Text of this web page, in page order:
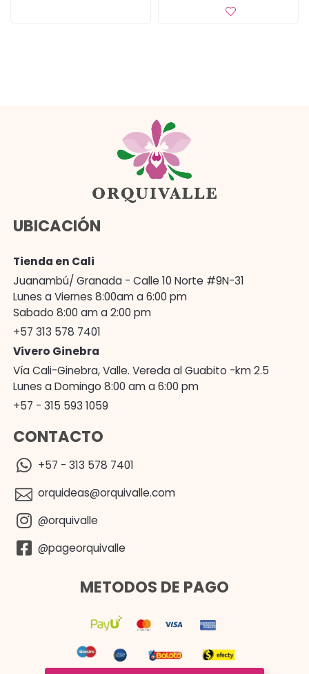
UBICACIÓN
Tienda en Cali
Juanambú/ Granada - Calle 10 Norte #9N-31
Lunes a Viernes 8:00am a 6:00 pm
Sabado 8:00 am a 2:00 pm
+57 313 578 7401
Vivero Ginebra
Vía Cali-Ginebra, Valle. Vereda al Guabito -km 2.5
Lunes a Domingo 8:00 am a 6:00 pm
+57 - 315 593 1059
CONTACTO
+57 - 313 578 7401
orquideas@orquivalle.com
@orquivalle
@pageorquivalle
METODOS DE PAGO